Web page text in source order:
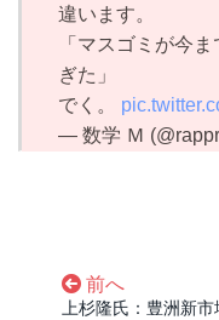
違います。
「マスゴミが今
ぎた」
でく。
— 数学 Ｍ
前へ
上杉隆氏：豊洲新市